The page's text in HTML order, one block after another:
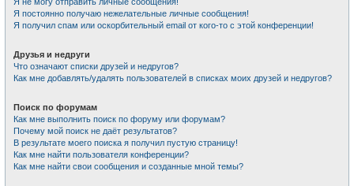
Я постоянно получаю нежелательные личные сообщения!
Я получил спам или оскорбительный email от кого-то с этой конференции!
Друзья и недруги
Что означают списки друзей и недругов?
Как мне добавлять/удалять пользователей в списках моих друзей и недругов?
Поиск по форумам
Как мне выполнить поиск по форуму или форумам?
Почему мой поиск не даёт результатов?
В результате моего поиска я получил пустую страницу!
Как мне найти пользователя конференции?
Как мне найти свои сообщения и созданные мной темы?